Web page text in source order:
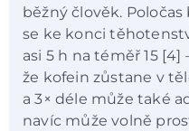
běžný člověk.
se ke konci
asi 5 h na téměř 15
že kofein zůstane v
a 3× déle může také
navíc může volně